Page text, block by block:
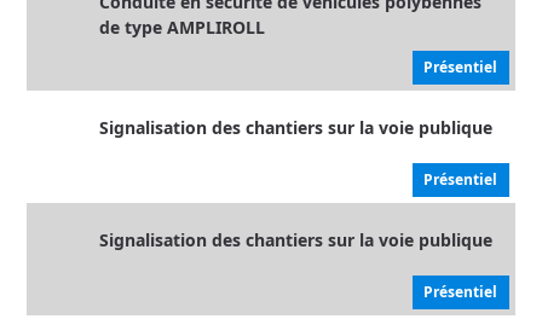
de type AMPLIROLL
Présentiel
Signalisation des chantiers sur la voie publique
Présentiel
Signalisation des chantiers sur la voie publique
Présentiel